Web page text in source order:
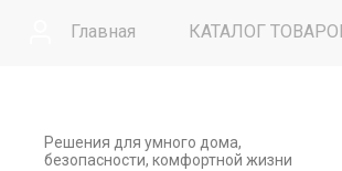
Главная КАТАЛОГ
Решения для умного дома,
безопасности, комфортной жизни